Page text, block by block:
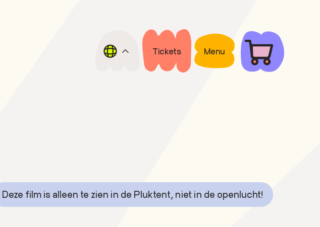
Tickets Menu
Deze film is alleen te zien in de Pluktent, niet in de openlucht!